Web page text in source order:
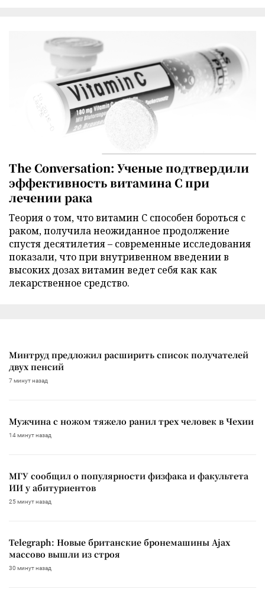
The Conversation: Ученые подтвердили
эффективность витамина C при
лечении рака
Теория о том, что витамин C способен бороться с
раком, получила неожиданное продолжение
спустя десятилетия – современные исследования
показали, что при внутривенном введении в
высоких дозах витамин ведет себя как как
лекарственное средство.
Минтруд предложил расширить список получателей
двух пенсий
7 минут назад
Мужчина с ножом тяжело ранил трех человек в Чехии
14 минут назад
МГУ сообщил о популярности физфака и факультета
ИИ у абитуриентов
25 минут назад
Telegraph: Новые британские бронемашины Ajax
массово вышли из строя
30 минут назад